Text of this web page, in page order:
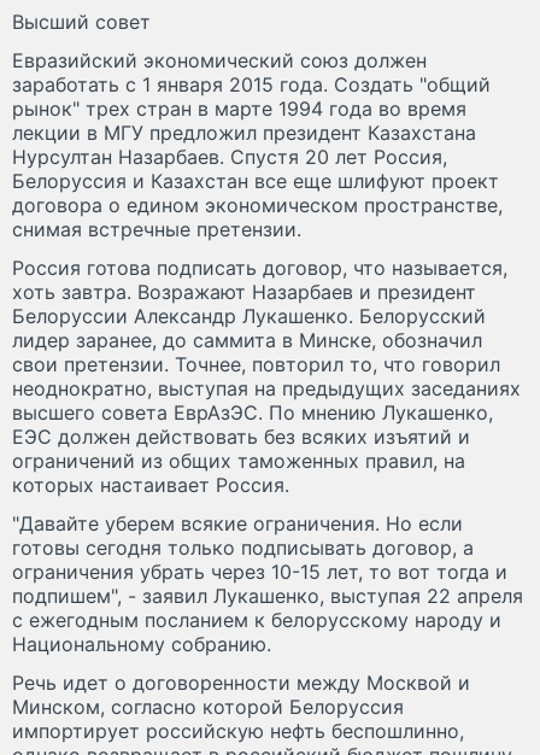
Высший совет
Евразийский экономический союз должен
заработать с 1 января 2015 года. Создать "общий
рынок" трех стран в марте 1994 года во время
лекции в МГУ предложил президент Казахстана
Нурсултан Назарбаев. Спустя 20 лет Россия,
Белоруссия и Казахстан все еще шлифуют проект
договора о едином экономическом пространстве,
снимая встречные претензии.
Россия готова подписать договор, что называется,
хоть завтра. Возражают Назарбаев и президент
Белоруссии Александр Лукашенко. Белорусский
лидер заранее, до саммита в Минске, обозначил
свои претензии. Точнее, повторил то, что говорил
неоднократно, выступая на предыдущих заседаниях
высшего совета ЕврАзЭС. По мнению Лукашенко,
ЕЭС должен действовать без всяких изъятий и
ограничений из общих таможенных правил, на
которых настаивает Россия.
"Давайте уберем всякие ограничения. Но если
готовы сегодня только подписывать договор, а
ограничения убрать через 10-15 лет, то вот тогда и
подпишем", - заявил Лукашенко, выступая 22 апреля
с ежегодным посланием к белорусскому народу и
Национальному собранию.
Речь идет о договоренности между Москвой и
Минском, согласно которой Белоруссия
импортирует российскую нефть беспошлинно,